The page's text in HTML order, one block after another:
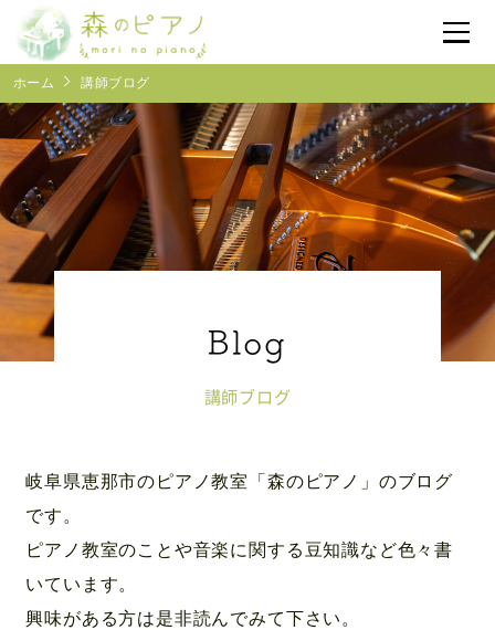
受付時間
10:00~17:00
体験レッスン予約
森のピアノについて
レッスン紹介
アクセス
ホーム 講師ブログ
講師ブログ
岐阜県恵那市のピアノ教室「森のピアノ」のブログ
です。
ピアノ教室のことや音楽に関する豆知識など色々書
いています。
興味がある方は是非読んでみて下さい。